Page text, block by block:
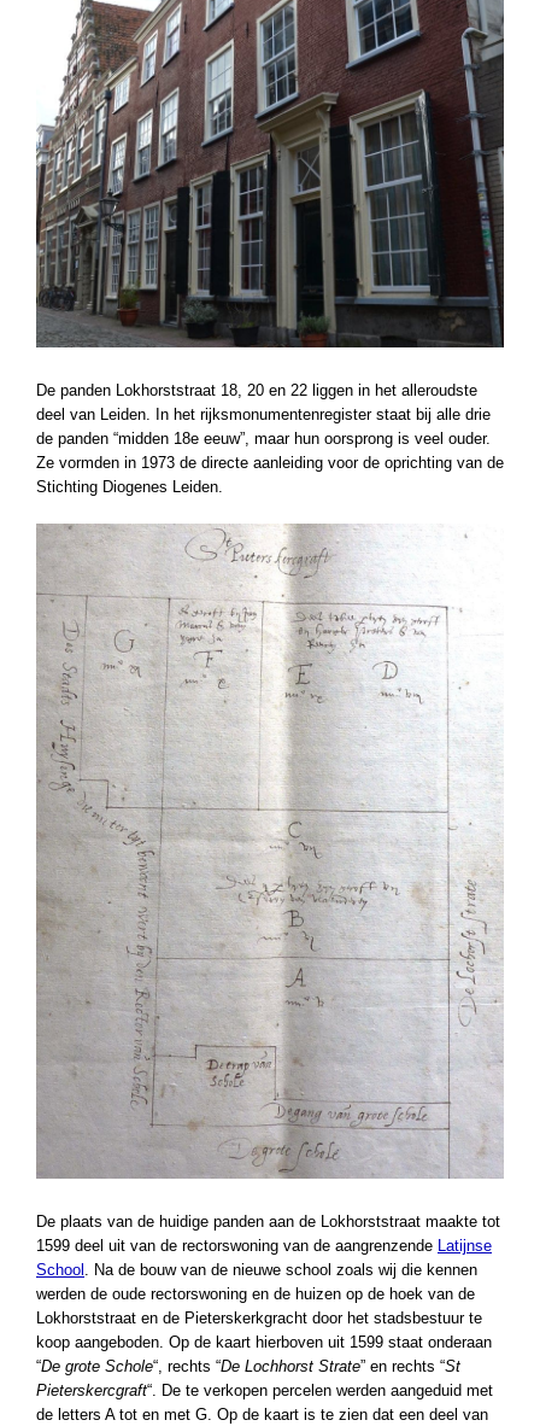
De panden Lokhorststraat 18, 20 en 22 liggen in het alleroudste
deel van Leiden. In het rijksmonumentenregister staat bij alle drie
de panden “midden 18e eeuw”, maar hun oorsprong is veel ouder.
Ze vormden in 1973 de directe aanleiding voor de oprichting van de
Stichting Diogenes Leiden.
De plaats van de huidige panden aan de Lokhorststraat maakte tot
1599 deel uit van de rectorswoning van de aangrenzende Latijnse
School . Na de bouw van de nieuwe school zoals wij die kennen
werden de oude rectorswoning en de huizen op de hoek van de
Lokhorststraat en de Pieterskerkgracht door het stadsbestuur te
koop aangeboden. Op de kaart hierboven uit 1599 staat onderaan
“De grote Schole“, rechts “De Lochhorst Strate” en rechts “St
Pieterskercgraft“. De te verkopen percelen werden aangeduid met
de letters A tot en met G. Op de kaart is te zien dat een deel van